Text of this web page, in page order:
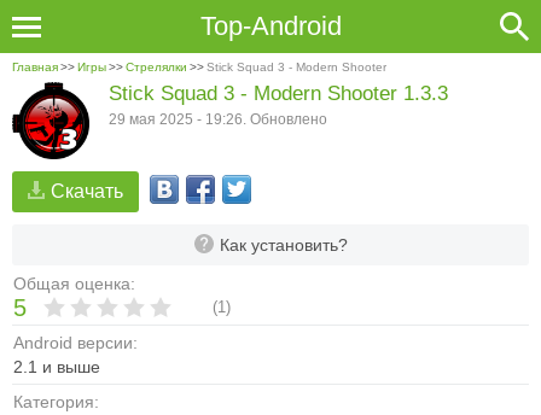
Top-Android
Главная>>Игры>>Стрелялки >>Stick Squad 3 - Modern Shooter
Скачать
Как установить?
Общая оценка:
5 (1)
Android версии:
2.1 и выше
Категория:
Stick Squad 3 - Modern Shooter 1.3.3
29 мая 2025 - 19:26. Обновлено